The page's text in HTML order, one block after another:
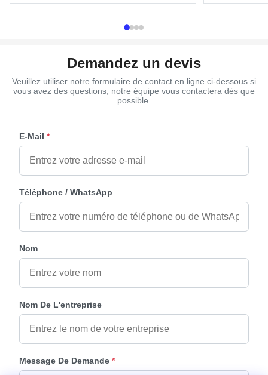
Lotus Swing bar Material Plastic (PP) and Zinc
Clients'
Demandez un devis
Veuillez utiliser notre formulaire de contact en ligne ci-dessous si
vous avez des questions, notre équipe vous contactera dès que
possible.
E-Mail *
Téléphone / WhatsApp
Nom
Nom De L'entreprise
Message De Demande *